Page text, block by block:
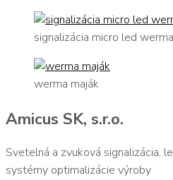
signalizácia micro led werma
werma maják
Amicus SK, s.r.o.
Svetelná a zvuková signalizácia,
systémy optimalizácie výroby